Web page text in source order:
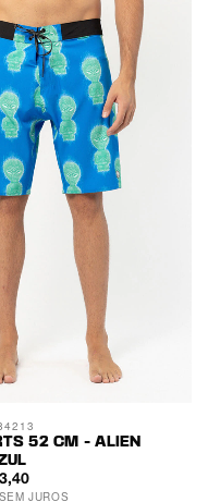
52 CM - ALIEN
SEM JUROS